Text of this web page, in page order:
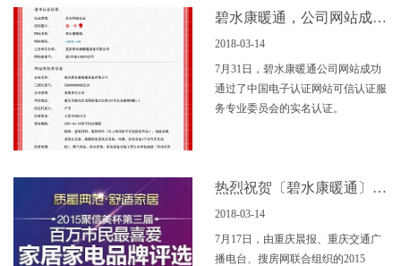
碧水康暖通，公司网站成功通过实名认证！
2018-03-14
7月31日，碧水康暖通公司网站成功
通过了中国电子认证网站可信认证服
务专业委员会的实名认证。
热烈祝贺〔碧水康暖通〕再次荣获2015“重庆百万市民*喜爱家居品牌”！
2018-03-14
7月17日，由重庆晨报、重庆交通广
播电台、搜房网联合组织的2015